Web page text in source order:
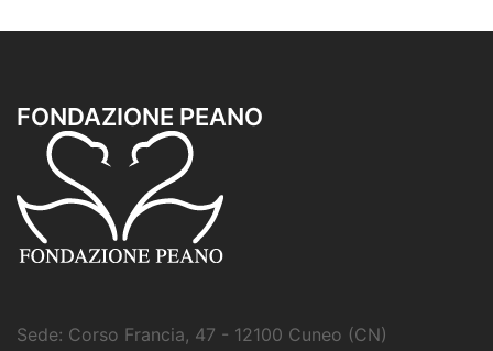
FONDAZIONE PEANO
Sede: Corso Francia, 47 - 12100 Cuneo (CN)